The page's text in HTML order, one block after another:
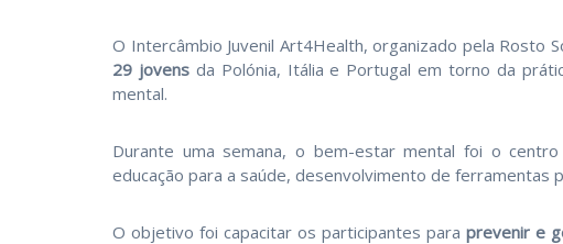
O Intercâmbio Juvenil Art4Health, organizado pela Rosto
29 jovensda Polónia, Itália e Portugal em torno da
mental.
Durante uma semana, o bem-estar mental foi o
educação para a saúde, desenvolvimento de ferramentas
O objetivo foi capacitar os participantes para prevenir e